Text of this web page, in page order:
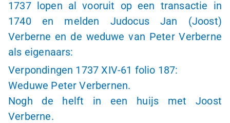
1737 lopen al vooruit op een transactie in
1740 en melden Judocus Jan (Joost)
Verberne en de weduwe van Peter Verberne
als eigenaars:
Verpondingen 1737 XIV-61 folio 187:
Weduwe Peter Verbernen.
Nogh de helft in een huijs met Joost
Verberne.